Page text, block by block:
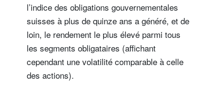
l’indice des obligations gouvernementales
suisses à plus de quinze ans a généré, et de
loin, le rendement le plus élevé parmi tous
les segments obligataires (affichant
cependant une volatilité comparable à celle
des actions).